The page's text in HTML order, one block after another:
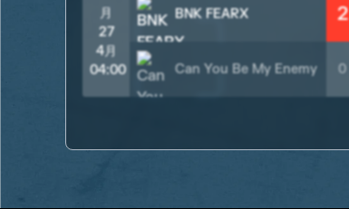
月
27
4月
04:00
BNK FEARX 2
Can You Be My Enemy 0